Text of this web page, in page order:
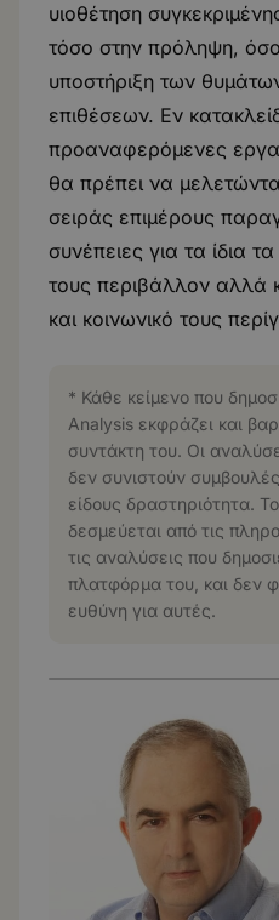
υιοθέτηση
τόσο στην πρόληψη,
υποστήριξη των
επιθέσεων. Εν
προαναφερόμενες
θα πρέπει να
σειράς επιμέρους
συνέπειες για τα ίδια
τους περιβάλλον αλλά
και κοινωνικό τους
* Κάθε κείμενο που
Analysis εκφράζει και
συντάκτη του. Οι
δεν συνιστούν
είδους δραστηριότητα.
δεσμεύεται από τις
τις αναλύσεις που
πλατφόρμα του, και δεν
ευθύνη για αυτές.